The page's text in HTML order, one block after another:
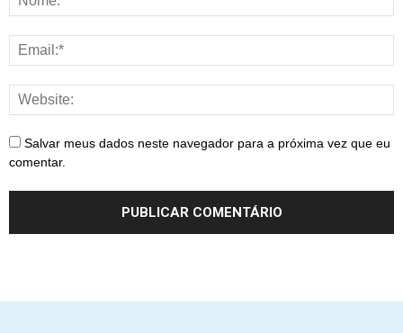
Salvar meus dados neste navegador para a próxima vez que eu
comentar.